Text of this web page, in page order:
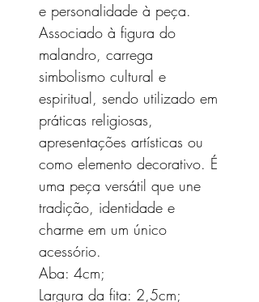
e personalidade à peça.
Associado à figura do
malandro, carrega
simbolismo cultural e
espiritual, sendo utilizado em
práticas religiosas,
apresentações artísticas ou
como elemento decorativo. É
uma peça versátil que une
tradição, identidade e
charme em um único
acessório.
Aba: 4cm;
Largura da fita: 2,5cm;